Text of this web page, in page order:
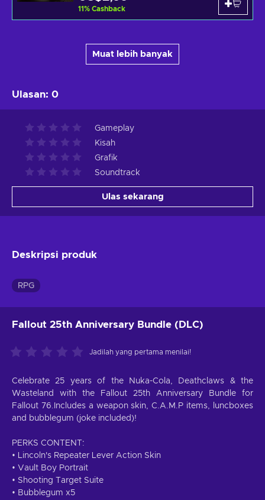
11% Cashback
Muat lebih banyak
Ulasan: 0
Gameplay
Kisah
Grafik
Soundtrack
Ulas sekarang
Deskripsi produk
RPG
Fallout 25th Anniversary Bundle (DLC)
Jadilah yang pertama menilai!
Celebrate 25 years of the Nuka-Cola, Deathclaws & the
Wasteland with the Fallout 25th Anniversary Bundle for
Fallout 76.Includes a weapon skin, C.A.M.P items, luncboxes
and bubblegum (joke included)!
PERKS CONTENT:
• Lincoln's Repeater Lever Action Skin
• Vault Boy Portrait
• Shooting Target Suite
• Bubblegum x5